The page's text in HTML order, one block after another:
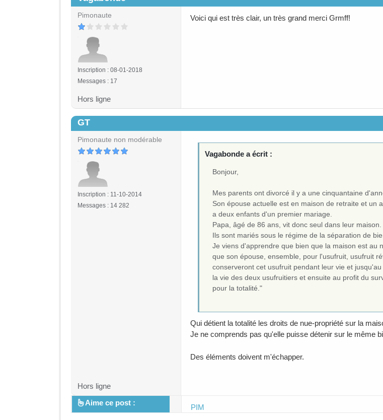
Pimonaute
Inscription : 08-01-2018
Messages : 17
Voici qui est très clair, un très grand merci Grmff!
Hors ligne
GT
Pimonaute non modérable
Inscription : 11-10-2014
Messages : 14 282
Vagabonde a écrit :
Bonjour,
Mes parents ont divorcé il y a une cinquantaine
Son épouse actuelle est en maison de retraite et un
a deux enfants d'un premier mariage.
Papa, âgé de 86 ans, vit donc seul dans leur maison.
Ils sont mariés sous le régime de la séparation de
Je viens d'apprendre que bien que la maison est au
que son épouse, ensemble, pour l'usufruit, usufruit
conserveront cet usufruit pendant leur vie et
la vie des deux usufruitiers et ensuite au profit du
pour la totalité."
Qui détient la totalité les droits de nue-propriété sur la
Je ne comprends pas qu'elle puisse détenir sur le même
Des éléments doivent m'échapper.
Hors ligne
Aime ce post :
PIM